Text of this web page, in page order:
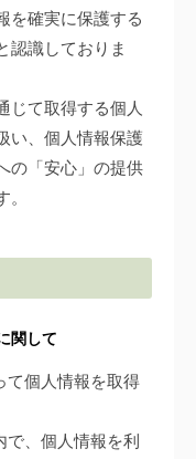
を確実に保護する
認識しておりま
じて取得する個人
い、個人情報保護
の「安心」の提供
関して
て個人情報を取得
、個人情報を利